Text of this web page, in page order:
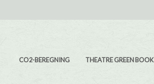
Main navigation
CO2-BEREGNING THEATRE GREEN BOOK